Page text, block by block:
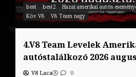
best best2 Hazai amerikai autós
Köv V8
V8 Team nagy
4.V8 Team Levelek
autóstalálkozó 2026
V8 Laca 0